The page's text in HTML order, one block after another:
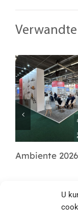
U
Ambiente 2026